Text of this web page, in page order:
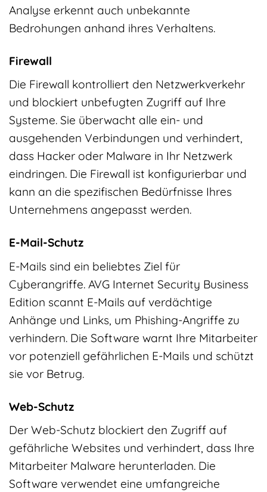
Analyse erkennt auch unbekannte
Bedrohungen anhand ihres Verhaltens.
Firewall
Die Firewall kontrolliert den Netzwerkverkehr
und blockiert unbefugten Zugriff auf Ihre
Systeme. Sie überwacht alle ein- und
ausgehenden Verbindungen und verhindert,
dass Hacker oder Malware in Ihr Netzwerk
eindringen. Die Firewall ist konfigurierbar und
kann an die spezifischen Bedürfnisse Ihres
Unternehmens angepasst werden.
E-Mail-Schutz
E-Mails sind ein beliebtes Ziel für
Cyberangriffe. AVG Internet Security Business
Edition scannt E-Mails auf verdächtige
Anhänge und Links, um Phishing-Angriffe zu
verhindern. Die Software warnt Ihre Mitarbeiter
vor potenziell gefährlichen E-Mails und schützt
sie vor Betrug.
Web-Schutz
Der Web-Schutz blockiert den Zugriff auf
gefährliche Websites und verhindert, dass Ihre
Mitarbeiter Malware herunterladen. Die
Software verwendet eine umfangreiche